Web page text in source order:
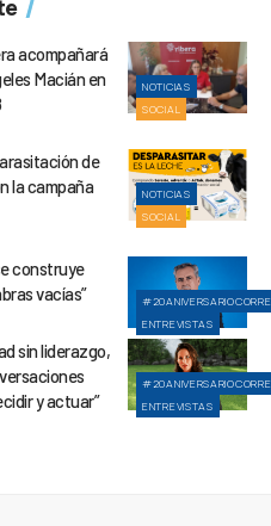
NOTICIAS
SOCIAL
acompañará
Macián en
NOTICIAS
SOCIAL
de
la campaña
ENTREVISTAS
construye
vacías”
ENTREVISTAS
sin liderazgo,
y actuar”